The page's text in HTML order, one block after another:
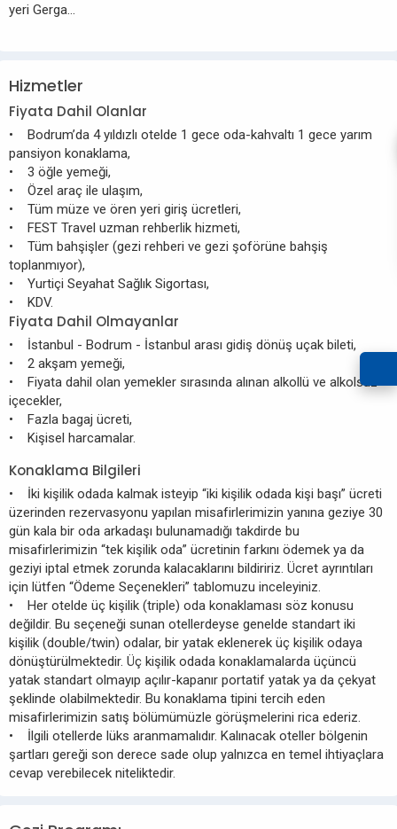
yeri Gerga…
Hizmetler
Fiyata Dahil Olanlar
• Bodrum’da 4 yıldızlı otelde 1 gece oda-kahvaltı 1 gece yarım
pansiyon konaklama,
• 3 öğle yemeği,
• Özel araç ile ulaşım,
• Tüm müze ve ören yeri giriş ücretleri,
• FEST Travel uzman rehberlik hizmeti,
• Tüm bahşişler (gezi rehberi ve gezi şoförüne bahşiş
toplanmıyor),
• Yurtiçi Seyahat Sağlık Sigortası,
• KDV.
Fiyata Dahil Olmayanlar
• İstanbul - Bodrum - İstanbul arası gidiş dönüş uçak bileti,
• 2 akşam yemeği,
• Fiyata dahil olan yemekler sırasında alınan alkollü ve alkolsüz
içecekler,
• Fazla bagaj ücreti,
• Kişisel harcamalar.
Konaklama Bilgileri
• İki kişilik odada kalmak isteyip “iki kişilik odada kişi başı” ücreti
üzerinden rezervasyonu yapılan misafirlerimizin yanına geziye 30
gün kala bir oda arkadaşı bulunamadığı takdirde bu
misafirlerimizin “tek kişilik oda” ücretinin farkını ödemek ya da
geziyi iptal etmek zorunda kalacaklarını bildiririz. Ücret ayrıntıları
için lütfen “Ödeme Seçenekleri” tablomuzu inceleyiniz.
• Her otelde üç kişilik (triple) oda konaklaması söz konusu
değildir. Bu seçeneği sunan otellerdeyse genelde standart iki
kişilik (double/twin) odalar, bir yatak eklenerek üç kişilik odaya
dönüştürülmektedir. Üç kişilik odada konaklamalarda üçüncü
yatak standart olmayıp açılır-kapanır portatif yatak ya da çekyat
şeklinde olabilmektedir. Bu konaklama tipini tercih eden
misafirlerimizin satış bölümümüzle görüşmelerini rica ederiz.
• İlgili otellerde lüks aranmamalıdır. Kalınacak oteller bölgenin
şartları gereği son derece sade olup yalnızca en temel ihtiyaçlara
cevap verebilecek niteliktedir.